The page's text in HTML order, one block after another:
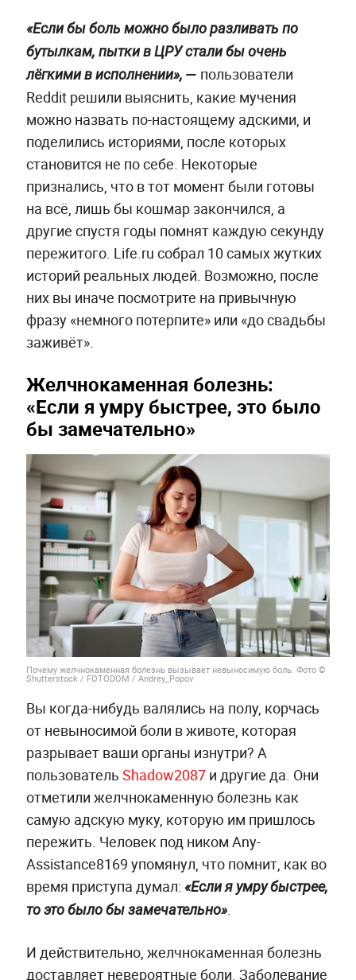
«Если бы боль можно было разливать по
бутылкам, пытки в ЦРУ стали бы очень
лёгкими в исполнении», — пользователи
Reddit решили выяснить, какие мучения
можно назвать по-настоящему адскими, и
поделились историями, после которых
становится не по себе. Некоторые
признались, что в тот момент были готовы
на всё, лишь бы кошмар закончился, а
другие спустя годы помнят каждую секунду
пережитого. Life.ru собрал 10 самых жутких
историй реальных людей. Возможно, после
них вы иначе посмотрите на привычную
фразу «немного потерпите» или «до свадьбы
заживёт».
Желчнокаменная болезнь:
«Если я умру быстрее, это было
бы замечательно»
Почему желчнокаменная болезнь вызывает невыносимую боль. Фото ©
Shutterstock / FOTODOM / Andrey_Popov
Вы когда-нибудь валялись на полу, корчась
от невыносимой боли в животе, которая
разрывает ваши органы изнутри? А
пользователь Shadow2087и другие да. Они
отметили желчнокаменную болезнь как
самую адскую муку, которую им пришлось
пережить. Человек под ником Any-
Assistance8169 упомянул, что помнит, как во
время приступа думал: «Если я умру быстрее,
то это было бы замечательно».
И действительно, желчнокаменная болезнь
доставляет невероятные боли. Заболевание